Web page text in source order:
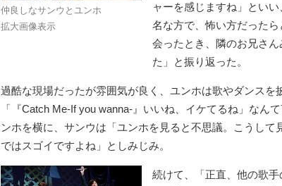
仲良しなサンウとユンホ
拡大画像表示
ャーを感じますね」とい
名な方で、怖い方だった
会ったとき、隣のお兄さ
た」と振り返った。
過酷な現場だったが雰囲気が良く、ユンホは歌やダンスを
「『Catch Me-If you wanna-』いいね、イケてるね」なん
ンホを横に、サンウは「ユンホを見ると不思議。こうして
ではスゴイですよね」としみじみ。
続けて、「正直、他の歌